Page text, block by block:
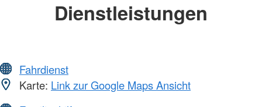
Dienstleistungen
Fahrdienst
Karte: Link zur Google Maps Ansicht